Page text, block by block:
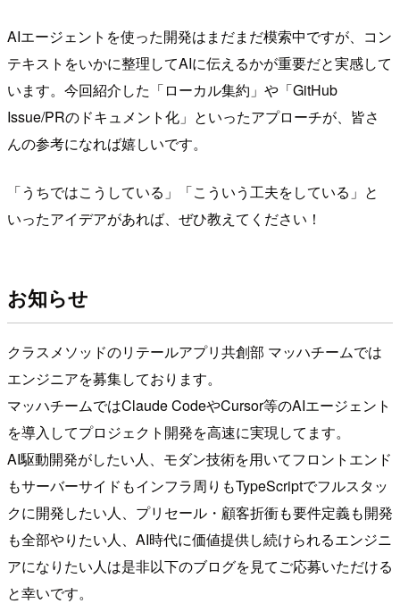
AIエージェントを使った開発はまだまだ模索中ですが、コン
テキストをいかに整理してAIに伝えるかが重要だと実感して
います。今回紹介した「ローカル集約」や「GitHub
Issue/PRのドキュメント化」といったアプローチが、皆さ
んの参考になれば嬉しいです。
「うちではこうしている」「こういう工夫をしている」と
いったアイデアがあれば、ぜひ教えてください！
お知らせ
クラスメソッドのリテールアプリ共創部 マッハチームでは
エンジニアを募集しております。
マッハチームではClaude CodeやCursor等のAIエージェント
を導入してプロジェクト開発を高速に実現してます。
AI駆動開発がしたい人、モダン技術を用いてフロントエンド
もサーバーサイドもインフラ周りもTypeScriptでフルスタッ
クに開発したい人、プリセール・顧客折衝も要件定義も開発
も全部やりたい人、AI時代に価値提供し続けられるエンジニ
アになりたい人は是非以下のブログを見てご応募いただける
と幸いです。